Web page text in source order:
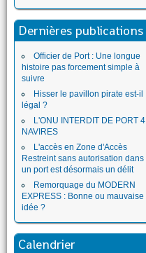
Dernières publications
Officier de Port : Une longue
histoire pas forcement simple à
suivre
Hisser le pavillon pirate est-il
légal ?
L'ONU INTERDIT DE PORT 4
NAVIRES
L'accès en Zone d'Accès
Restreint sans autorisation dans
un port est désormais un délit
Remorquage du MODERN
EXPRESS : Bonne ou mauvaise
idée ?
Calendrier